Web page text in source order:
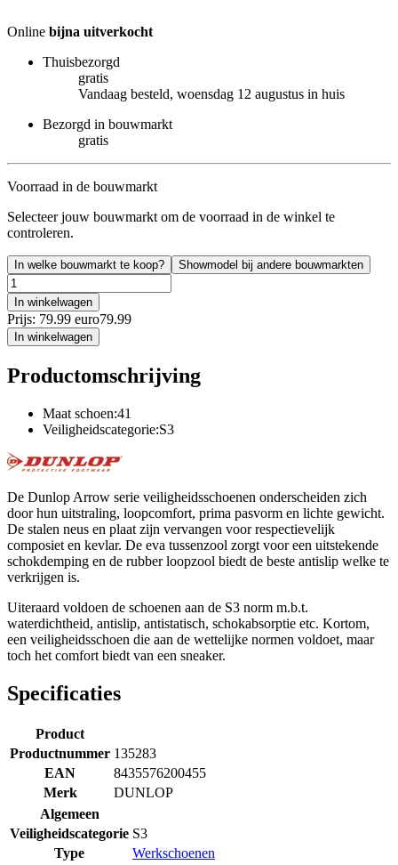
Online bijna uitverkocht
Thuisbezorgd
gratis
Vandaag besteld, woensdag 12 augustus in huis
Bezorgd in bouwmarkt
gratis
Voorraad in de bouwmarkt
Selecteer jouw bouwmarkt om de voorraad in de winkel te
controleren.
In welke bouwmarkt te koop? Showmodel bij andere bouwmarkten
In winkelwagen
Prijs: 79.99 euro79.99
In winkelwagen
Productomschrijving
Maat schoen:41
Veiligheidscategorie:S3
De Dunlop Arrow serie veiligheidsschoenen onderscheiden zich
door hun uitstraling, loopcomfort, prima pasvorm en lichte gewicht.
De stalen neus en plaat zijn vervangen voor respectievelijk
composiet en kevlar. De eva tussenzool zorgt voor een uitstekende
schokdemping en de rubber loopzool biedt de beste antislip welke te
verkrijgen is.
Uiteraard voldoen de schoenen aan de S3 norm m.b.t.
waterdichtheid, antislip, antistatisch, schokabsorptie etc. Kortom,
een veiligheidsschoen die aan de wettelijke normen voldoet, maar
toch het comfort biedt van een sneaker.
Specificaties
Product
Productnummer 135283
EAN
8435576200455
Merk
DUNLOP
Algemeen
Veiligheidscategorie S3
Type
Werkschoenen